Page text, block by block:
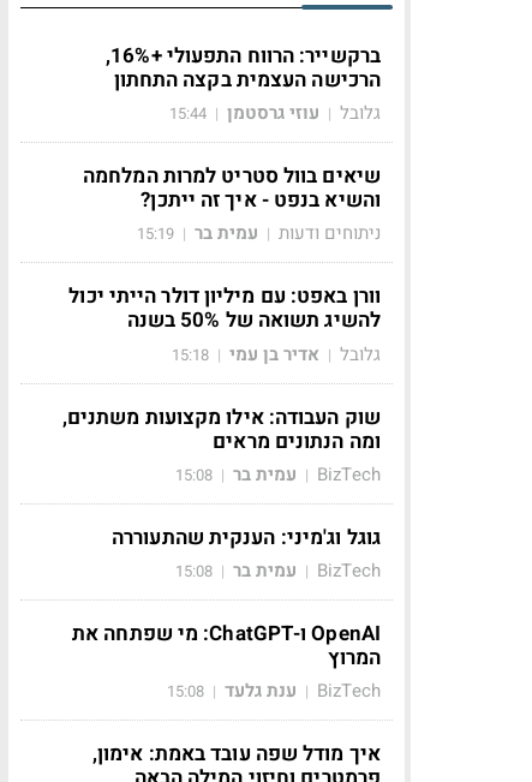
ברקשייר: הרווח התפעולי +16%,
הרכישה העצמית בקצה התחתון
גלובל | עוזי גרסטמן |
15:44
שיאים בוול סטריט למרות המלחמה
והשיא בנפט - איך זה ייתכן?
ניתוחים ודעות | עמית בר |
15:19
וורן באפט: עם מיליון דולר הייתי יכול
להשיג תשואה של 50% בשנה
גלובל | אדיר בן עמי |
15:18
שוק העבודה: אילו מקצועות משתנים,
ומה הנתונים מראים
BizTech
| עמית בר |
15:08
גוגל וג'מיני: הענקית שהתעוררה
BizTech
| עמית בר |
15:08
OpenAI ו-ChatGPT: מי שפתחה את
המרוץ
BizTech
| ענת גלעד |
15:08
איך מודל שפה עובד באמת: אימון,